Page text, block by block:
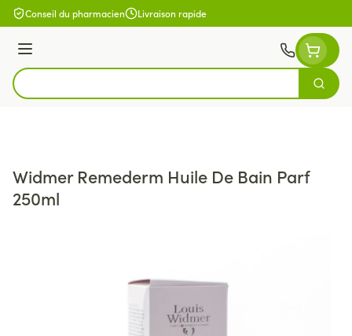
Aller au contenu
Conseil du pharmacien Livraison rapide
Menu
Rechercher
Widmer Remederm Huile De Bain Parf
250ml